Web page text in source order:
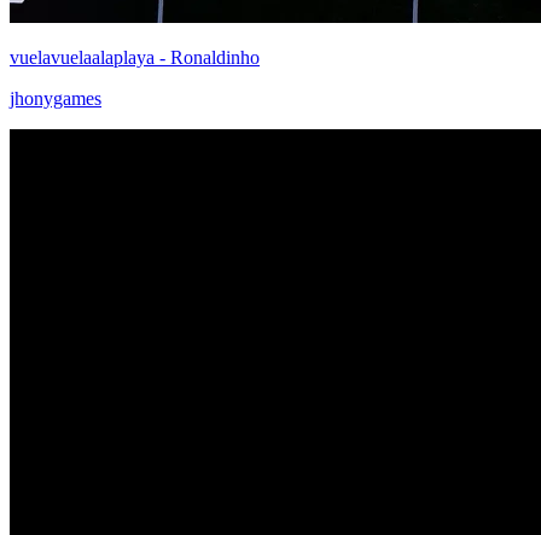
vuelavuelaalaplaya - Ronaldinho
jhonygames